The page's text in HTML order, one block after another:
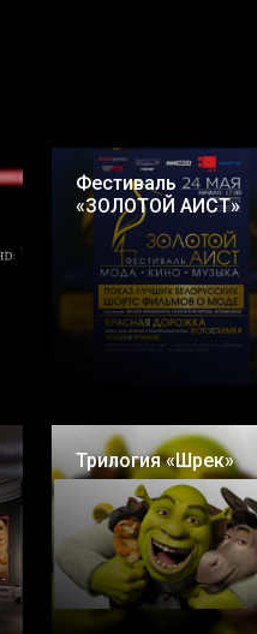
Фестиваль
«‎ЗОЛОТОЙ АИСТ»
Трилогия «Шрек»